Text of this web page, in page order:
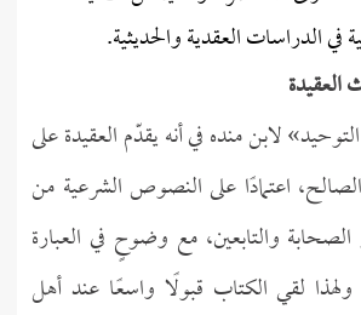
الدراسات العقدية والحديثية.
العقيدة
لابن منده في أنه يقدّم العقيدة على
اعتمادًا على النصوص الشرعية من
الصحابة والتابعين، مع وضوحٍ في العبارة
ولهذا لقي الكتاب قبولًا واسعًا عند أهل